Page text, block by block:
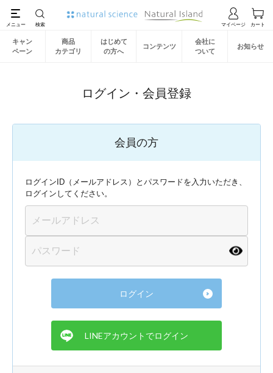
キャン
ペーン
商品
カテゴリ
はじめて
の方へ
コンテンツ
会社に
ついて
お知らせ
ログイン・会員登録
会員の方
ログインID（メールアドレス）とパスワードを入力いただき、
ログインしてください。